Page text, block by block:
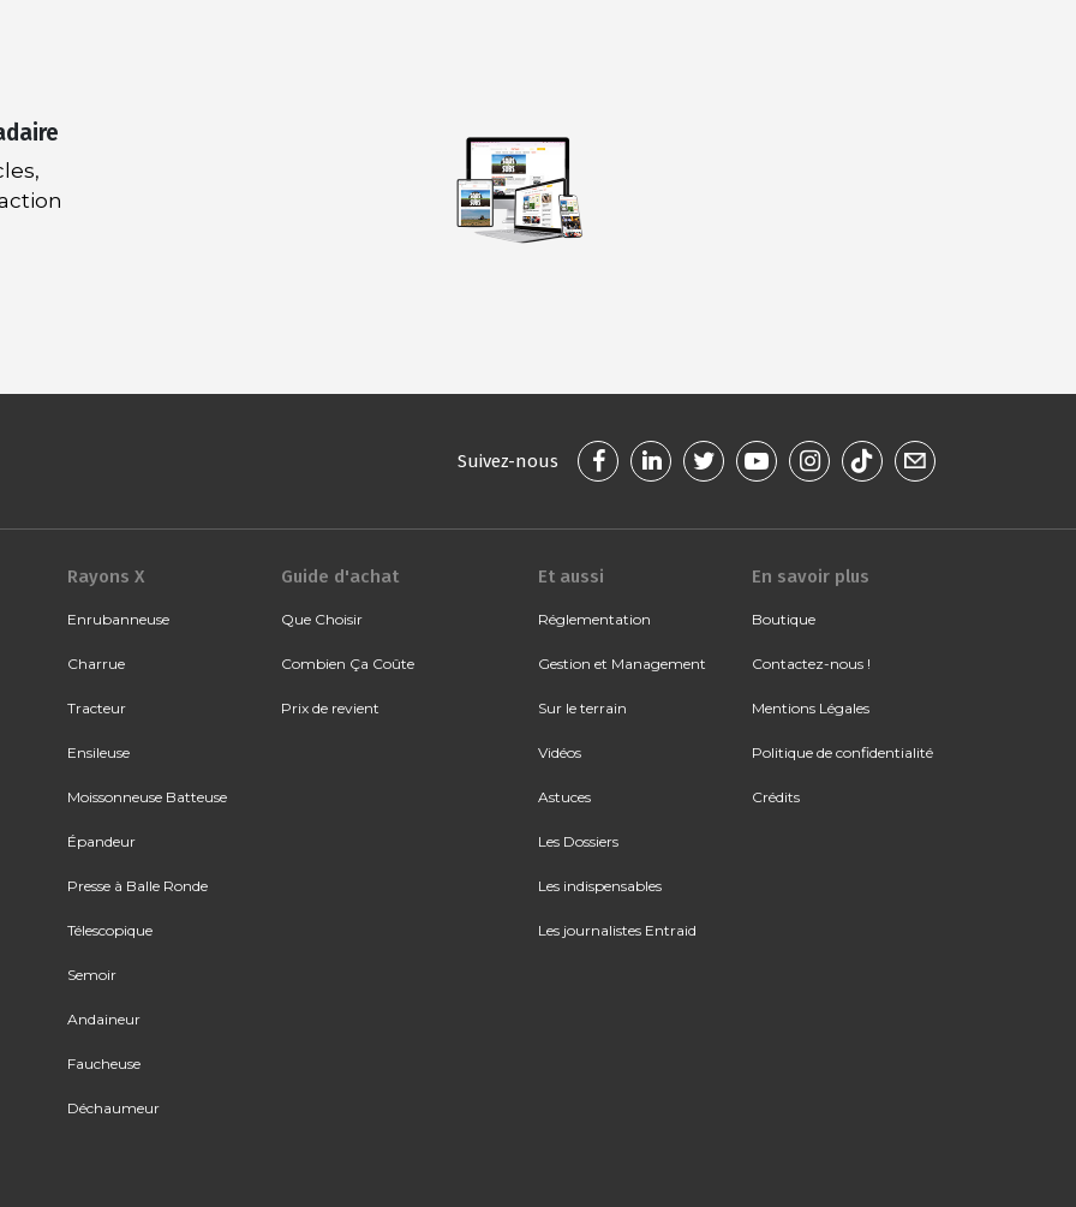
Suivez-nous
Rayons X
Enrubanneuse
Charrue
Tracteur
Ensileuse
Moissonneuse Batteuse
Épandeur
Presse à Balle Ronde
Télescopique
Semoir
Andaineur
Faucheuse
Déchaumeur
Guide d'achat
Que Choisir
Combien Ça Coûte
Prix de revient
Et aussi
Réglementation
Gestion et Management
Sur le terrain
Vidéos
Astuces
Les Dossiers
Les indispensables
Les journalistes Entraid
En savoir plus
Boutique
Contactez-nous !
Mentions Légales
Politique de confidentialité
Crédits